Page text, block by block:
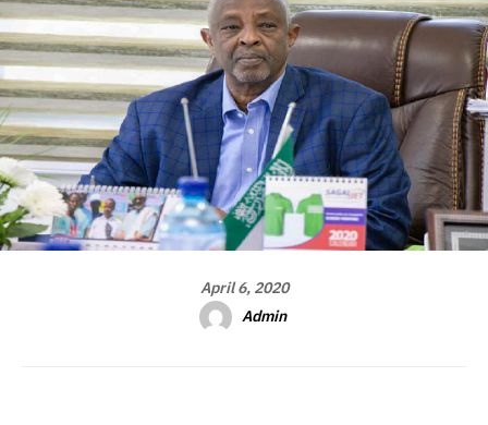
April 6, 2020
Admin